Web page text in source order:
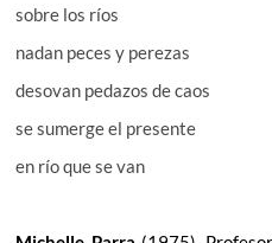
sobre los ríos
nadan peces y perezas
desovan pedazos de caos
se sumerge el presente
en río que se van